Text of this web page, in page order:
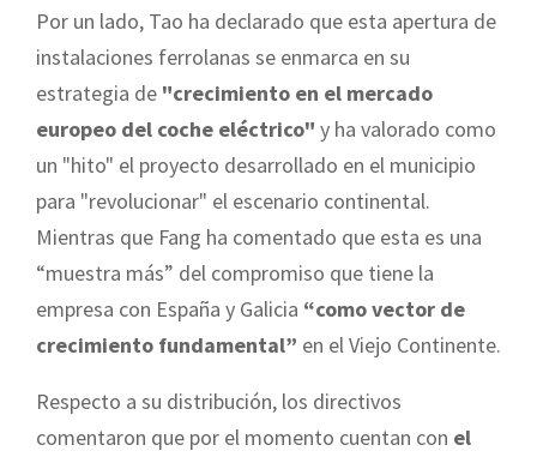
Por un lado, Tao ha declarado que esta apertura de
instalaciones ferrolanas se enmarca en su
estrategia de "crecimiento en el mercado
europeo del coche eléctrico" y ha valorado como
un "hito" el proyecto desarrollado en el municipio
para "revolucionar" el escenario continental.
Mientras que Fang ha comentado que esta es una
“muestra más” del compromiso que tiene la
empresa con España y Galicia “como vector de
crecimiento fundamental” en el Viejo Continente.
Respecto a su distribución, los directivos
comentaron que por el momento cuentan con el